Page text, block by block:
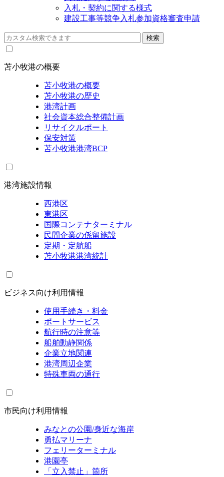
入札・契約に関する様式
建設工事等競争入札参加資格審査申請
苫小牧港の概要
苫小牧港の概要
苫小牧港の歴史
港湾計画
社会資本総合整備計画
リサイクルポート
保安対策
苫小牧港港湾BCP
港湾施設情報
西港区
東港区
国際コンテナターミナル
民間企業の係留施設
定期・定航船
苫小牧港港湾統計
ビジネス向け利用情報
使用手続き・料金
ポートサービス
航行時の注意等
船舶動静関係
企業立地関連
港湾周辺企業
特殊車両の通行
市民向け利用情報
みなとの公園/身近な海岸
勇払マリーナ
フェリーターミナル
港園亭
「立入禁止」箇所